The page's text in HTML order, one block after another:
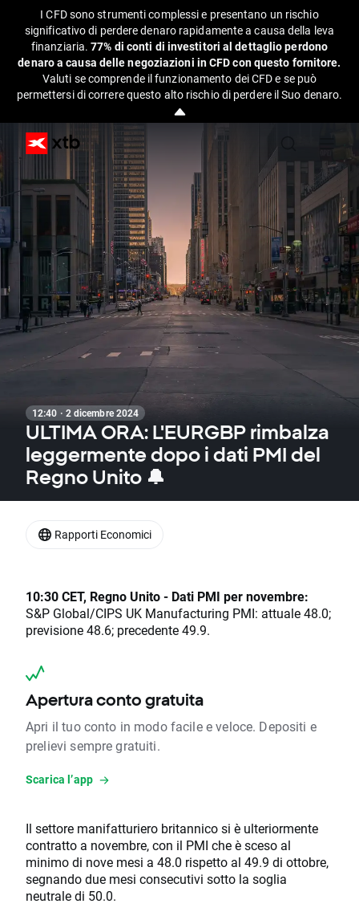
I CFD sono strumenti complessi e presentano un rischio
significativo di perdere denaro rapidamente a causa della leva
finanziaria.77% di conti di investitori al dettaglio perdono
denaro a causa delle negoziazioni in CFD con questo fornitore.
Valuti se comprende il funzionamento dei CFD e se può
permettersi di correre questo alto rischio di perdere il Suo denaro.
12:40 · 2 dicembre 2024
ULTIMA ORA: L'EURGBP rimbalza
leggermente dopo i dati PMI del
Regno Unito 🔔
10:30 CET, Regno Unito - Dati PMI per novembre:
S&P Global/CIPS UK Manufacturing PMI: attuale 48.0;
previsione 48.6; precedente 49.9.
Apertura conto gratuita
Apri il tuo conto in modo facile e veloce. Depositi e
prelievi sempre gratuiti.
Scarica l’app
Il settore manifatturiero britannico si è ulteriormente
contratto a novembre, con il PMI che è sceso al
minimo di nove mesi a 48.0 rispetto al 49.9 di ottobre,
segnando due mesi consecutivi sotto la soglia
neutrale di 50.0.
Rapporti Economici